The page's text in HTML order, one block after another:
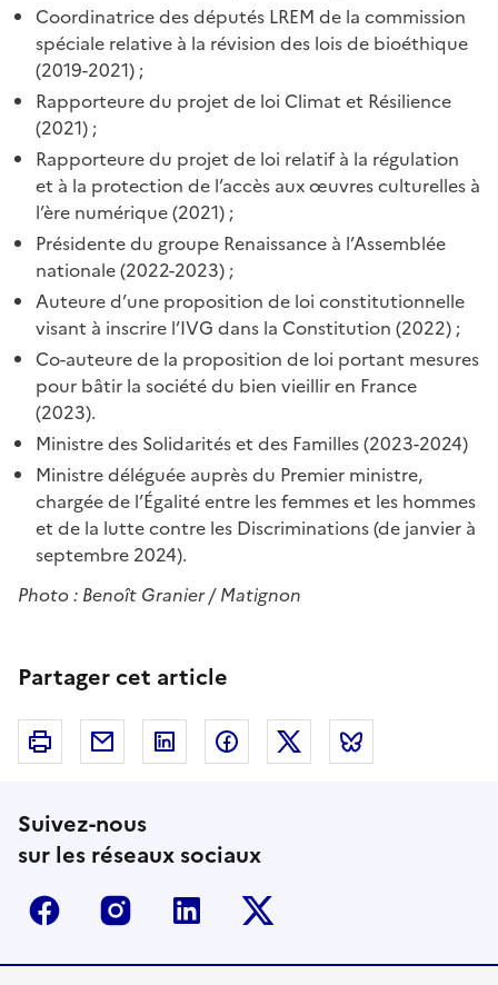
Coordinatrice des députés LREM de la commission
spéciale relative à la révision des lois de bioéthique
(2019-2021) ;
Rapporteure du projet de loi Climat et Résilience
(2021) ;
Rapporteure du projet de loi relatif à la régulation
et à la protection de l’accès aux œuvres culturelles à
l’ère numérique (2021) ;
Présidente du groupe Renaissance à l’Assemblée
nationale (2022-2023) ;
Auteure d’une proposition de loi constitutionnelle
visant à inscrire l’IVG dans la Constitution (2022) ;
Co-auteure de la proposition de loi portant mesures
pour bâtir la société du bien vieillir en France
(2023).
Ministre des Solidarités et des Familles (2023-2024)
Ministre déléguée auprès du Premier ministre,
chargée de l’Égalité entre les femmes et les hommes
et de la lutte contre les Discriminations (de janvier à
septembre 2024).
Photo : Benoît Granier / Matignon
Partager cet article
Imprimer Courriel Linkedin FacebookTwitter
Suivez-nous
sur les réseaux sociaux
Facebook InstagramLinkedin